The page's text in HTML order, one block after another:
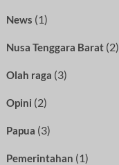
News (1)
Nusa Tenggara Barat(2)
Olah raga (3)
Opini (2)
Papua (3)
Pemerintahan (1)